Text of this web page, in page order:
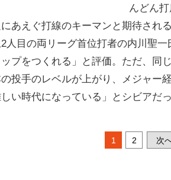
んどん
あえぐ打線のキーマンと期待され
人目の両リーグ首位打者の内川聖
プをつくれる」と評価。ただ、同
投手のレベルが上がり、メジャー
い時代になっている」とシビアだっ
1 2 次